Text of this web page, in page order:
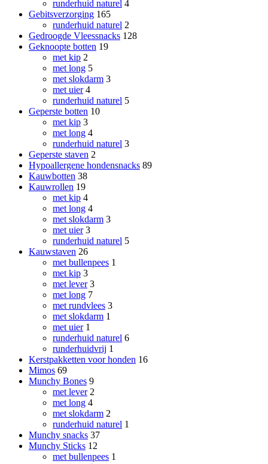
runderhuid naturel 4
Gebitsverzorging 165
runderhuid naturel 2
Gedroogde Vleessnacks 128
Geknoopte botten 19
met kip 2
met long 5
met slokdarm 3
met uier 4
runderhuid naturel 5
Geperste botten 10
met kip 3
met long 4
runderhuid naturel 3
Geperste staven 2
Hypoallergene hondensnacks 89
Kauwbotten 38
Kauwrollen 19
met kip 4
met long 4
met slokdarm 3
met uier 3
runderhuid naturel 5
Kauwstaven 26
met bullenpees 1
met kip 3
met lever 3
met long 7
met rundvlees 3
met slokdarm 1
met uier 1
runderhuid naturel 6
runderhuidvrij 1
Kerstpakketten voor honden 16
Mimos 69
Munchy Bones 9
met lever 2
met long 4
met slokdarm 2
runderhuid naturel 1
Munchy snacks 37
Munchy Sticks 12
met bullenpees 1